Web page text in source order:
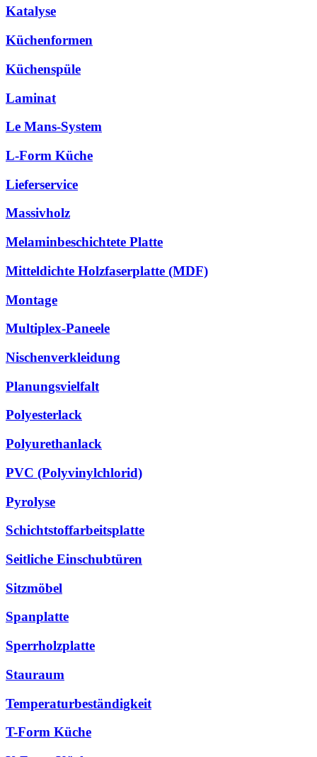
Katalyse
Küchenformen
Küchenspüle
Laminat
Le Mans-System
L-Form Küche
Lieferservice
Massivholz
Melaminbeschichtete Platte
Mitteldichte Holzfaserplatte (MDF)
Montage
Multiplex-Paneele
Nischenverkleidung
Planungsvielfalt
Polyesterlack
Polyurethanlack
PVC (Polyvinylchlorid)
Pyrolyse
Schichtstoffarbeitsplatte
Seitliche Einschubtüren
Sitzmöbel
Spanplatte
Sperrholzplatte
Stauraum
Temperaturbeständigkeit
T-Form Küche